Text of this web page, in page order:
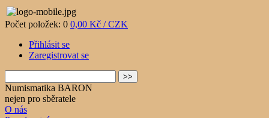
Počet položek: 0 0,00 Kč / CZK
Přihlásit se
Zaregistrovat se
Numismatika BARON
nejen pro sběratele
O nás